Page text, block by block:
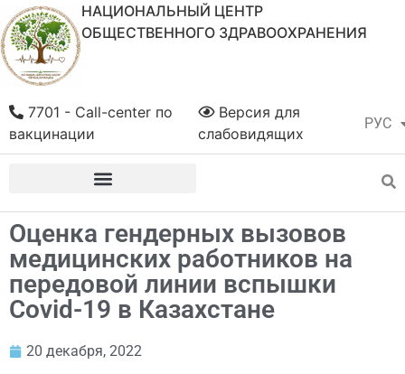
НАЦИОНАЛЬНЫЙ ЦЕНТР
ОБЩЕСТВЕННОГО ЗДРАВООХРАНЕНИЯ
РУС
ҚАЗ
Версия для
слабовидящих
7701 - Call-center по
вакцинации
Оценка гендерных вызовов
медицинских работников на
передовой линии вспышки
Сovid-19 в Казахстане
20 декабря, 2022